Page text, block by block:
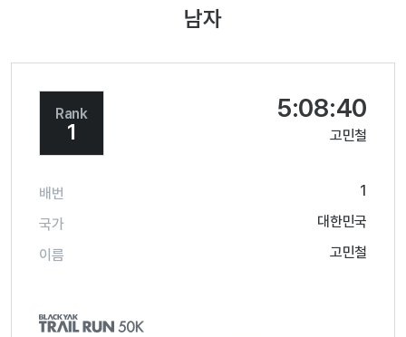
남자
Rank
1
5:08:40
고민철
배번
1
국가
대한민국
이름
고민철